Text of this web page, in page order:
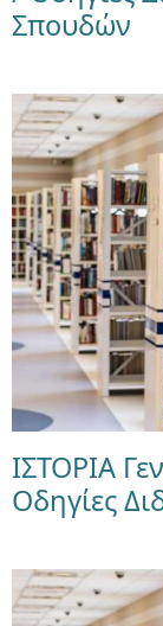
Σπουδών
ΙΣΤΟΡΙΑ
Οδηγίες